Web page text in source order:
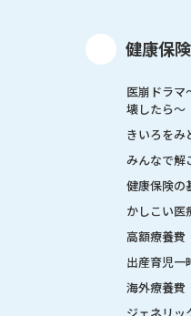
健康保
医崩ドラマ
壊したら〜
きいろをみ
みんなで解
健康保険の
かしこい医
高額療養費
出産育児一
海外療養費